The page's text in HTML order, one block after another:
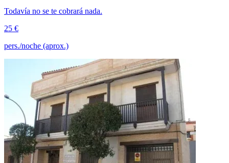
Todavía no se te cobrará nada.
25 €
pers./noche (aprox.)